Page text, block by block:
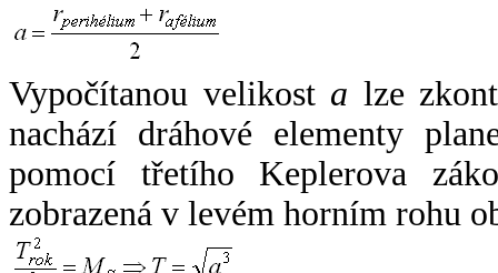
Vypočítanou velikost a lze
nachází dráhové elementy
pomocí třetího Keplerova
zobrazená v levém horním rohu